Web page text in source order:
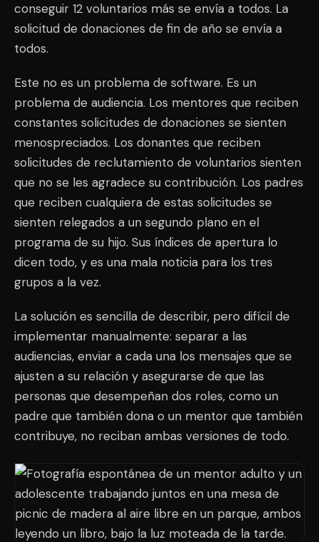
conseguir 12 voluntarios más se envía a todos. La
solicitud de donaciones de fin de año se envía a
todos.
Este no es un problema de software. Es un
problema de audiencia. Los mentores que reciben
constantes solicitudes de donaciones se sienten
menospreciados. Los donantes que reciben
solicitudes de reclutamiento de voluntarios sienten
que no se les agradece su contribución. Los padres
que reciben cualquiera de estas solicitudes se
sienten relegados a un segundo plano en el
programa de su hijo. Sus índices de apertura lo
dicen todo, y es una mala noticia para los tres
grupos a la vez.
La solución es sencilla de describir, pero difícil de
implementar manualmente: separar a las
audiencias, enviar a cada una los mensajes que se
ajusten a su relación y asegurarse de que las
personas que desempeñan dos roles, como un
padre que también dona o un mentor que también
contribuye, no reciban ambas versiones de todo.